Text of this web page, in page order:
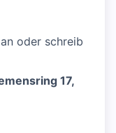
oder schreib
17,